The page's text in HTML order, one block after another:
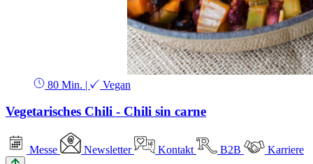
80 Min. | Vegan
Vegetarisches Chili - Chili sin carne
Messe Newsletter Kontakt B2B Karriere